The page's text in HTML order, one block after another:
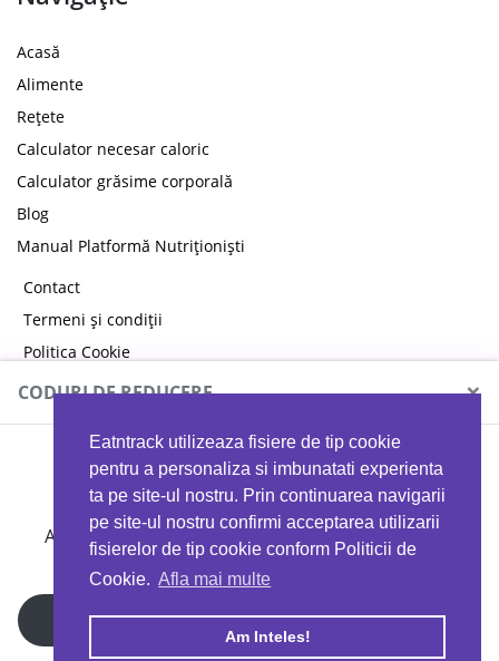
Eatntrack utilizeaza fisiere de tip cookie
pentru a personaliza si imbunatati experienta
ta pe site-ul nostru. Prin continuarea navigarii
pe site-ul nostru confirmi acceptarea utilizarii
fisierelor de tip cookie conform Politicii de
Cookie. Afla mai multe
Am Inteles!
Acasă
Alimente
Rețete
Calculator necesar caloric
Calculator grăsime corporală
Blog
Manual Platformă Nutriționiști
Contact
Termeni și condiții
Politica Cookie
Politica de confidențialitate
Copyright © 2026 EAT & TRACK S.R.L
CODURI DE REDUCERE ×
MYPROTEIN
Ai 40%reducere la orice comandă folosind codul
EATTRACK
Profită acum